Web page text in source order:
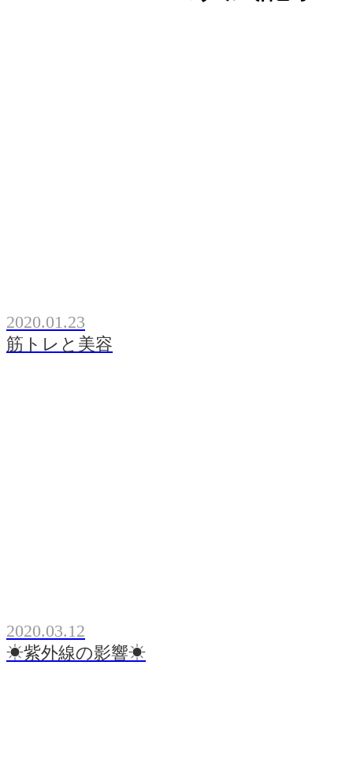
2020.01.23
筋トレと美容
2020.03.12
☀紫外線の影響☀